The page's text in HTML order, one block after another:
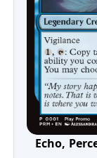
Echo,